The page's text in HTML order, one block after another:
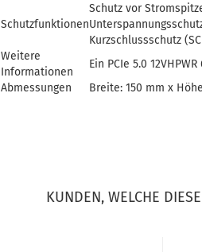
Schutzfunktionen
Schutz vor
Kurzschlussschutz
Weitere
Informationen
Ein PCIe 5.0
Abmessungen
Breite: 150 mm x
KUNDEN, WELCHE